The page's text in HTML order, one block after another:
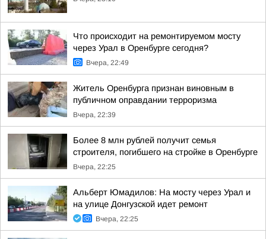
Что происходит на ремонтируемом мосту
через Урал в Оренбурге сегодня?
Вчера, 22:49
Житель Оренбурга признан виновным в
публичном оправдании терроризма
Вчера, 22:39
Более 8 млн рублей получит семья
строителя, погибшего на стройке в Оренбурге
Вчера, 22:25
Альберт Юмадилов: На мосту через Урал и
на улице Донгузской идет ремонт
Вчера, 22:25